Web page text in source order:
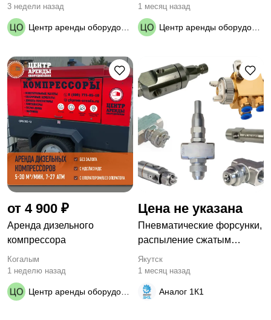
3 недели назад
1 месяц назад
от 4 900 ₽
Аренда дизельного
компрессора
Когалым
1 неделю назад
Цена не указана
Пневматические форсунки,
распыление сжатым
воздухом. Аналоги любого
производителя.
Якутск
1 месяц назад
Аналог 1К1